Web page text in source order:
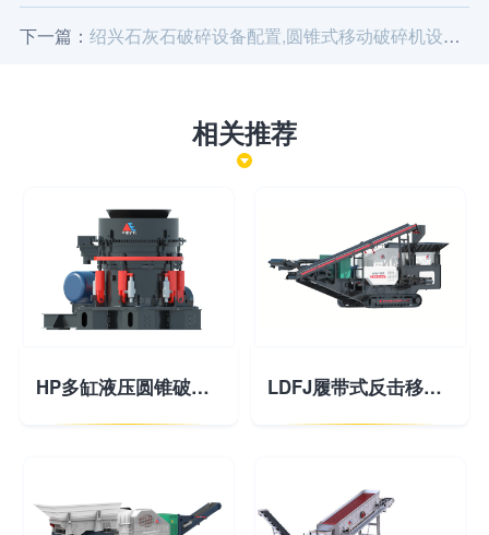
下一篇： 绍兴石灰石破碎设备配置,圆锥式移动破碎机设备报价
相关推荐
HP多缸液压圆锥破碎机 LDFJ履带式反击移动破碎站